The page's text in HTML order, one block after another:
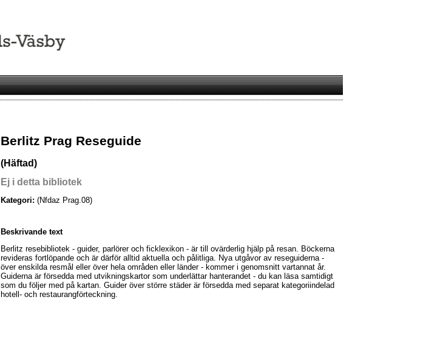
Berlitz Prag Reseguide
(Häftad)
Ej i detta bibliotek
Kategori: (Nfdaz Prag.08)
Beskrivande text
Berlitz resebibliotek - guider, parlörer och ficklexikon - är till ovärderlig hjälp på resan. Böckerna
revideras fortlöpande och är därför alltid aktuella och pålitliga. Nya utgåvor av reseguiderna -
över enskilda resmål eller över hela områden eller länder - kommer i genomsnitt vartannat år.
Guiderna är försedda med utvikningskartor som underlättar hanterandet - du kan läsa samtidigt
som du följer med på kartan. Guider över större städer är försedda med separat kategoriindelad
hotell- och restaurangförteckning.